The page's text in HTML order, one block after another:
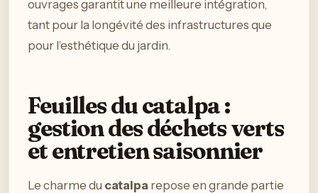
ouvrages garantit une meilleure intégration,
tant pour la longévité des infrastructures que
pour l’esthétique du jardin.
Feuilles du catalpa :
gestion des déchets verts
et entretien saisonnier
Le charme du catalpa repose en grande partie